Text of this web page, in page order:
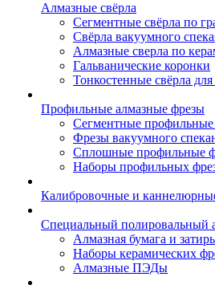
Алмазные свёрла
Сегментные свёрла по
Свёрла вакуумного
Алмазные сверла по
Гальванические коронки
Тонкостенные свёрла
Профильные алмазные фрезы
Сегментные
Фрезы вакуумного
Сплошные профильные
Наборы профильных
Калибровочные и
Специальный полировальный
Алмазная бумага и
Наборы керамических
Алмазные ПЭДы